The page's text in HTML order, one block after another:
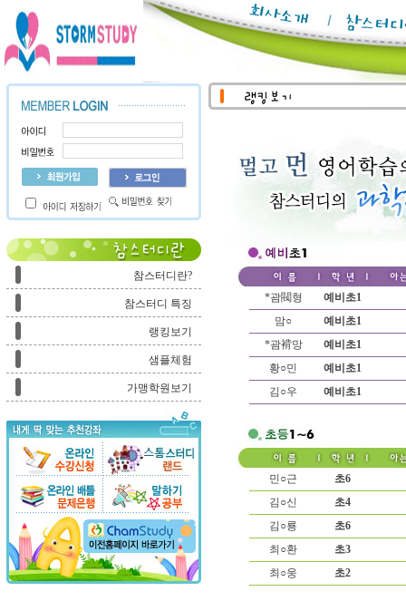
참스터디란?
참스터디 특징
랭킹보기
샘플체험
가맹학원보기
*괌閥형
예비초1
맘○
예비초1
*괌褙망
예비초1
황○민
예비초1
김○우
예비초1
민○근
초6
김○신
초4
김○룡
초6
최○환
초3
최○웅
초2